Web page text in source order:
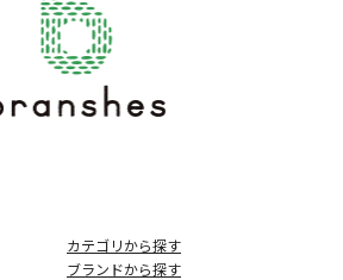
カテゴリから探す
ブランドから探す